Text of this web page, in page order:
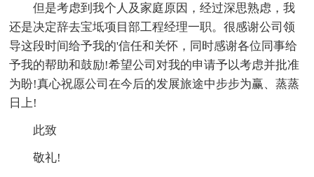
但是考虑到我个人及家庭原因，经过深思熟虑，我
还是决定辞去宝坻项目部工程经理一职。很感谢公司领
导这段时间给予我的'信任和关怀，同时感谢各位同事给
予我的帮助和鼓励!希望公司对我的申请予以考虑并批准
为盼!真心祝愿公司在今后的发展旅途中步步为赢、蒸蒸
日上!
此致
敬礼!